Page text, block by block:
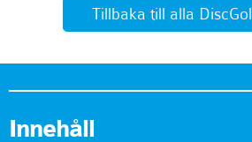
Tillbaka till alla
Innehåll